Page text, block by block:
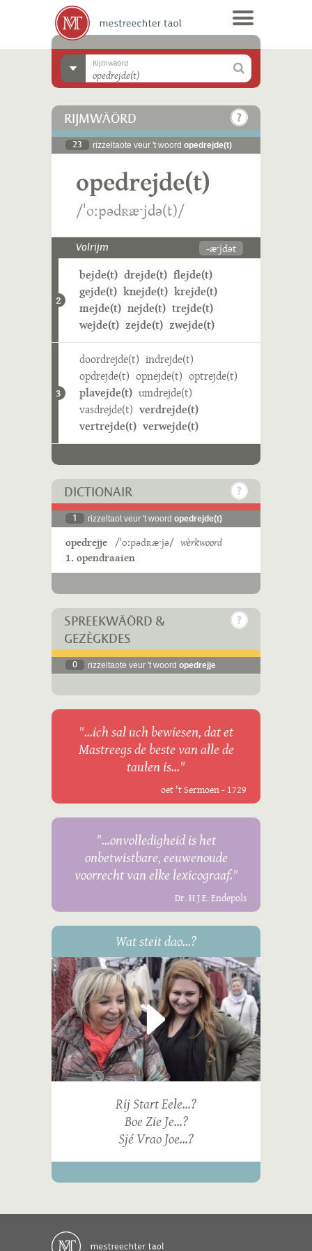
Rijmwäörd
RIJMWÄÖRD
23 rizzeltaote veur 't woord opedrejde(t)
opedrejde(t)
/ˈoːpədʀæˑjdə(t)/
Volrijm -æˑjdət
2
bejde(t) drejde(t) flejde(t)
gejde(t) knejde(t) krejde(t)
mejde(t) nejde(t) trejde(t)
wejde(t) zejde(t) zwejde(t)
3
doordrejde(t) indrejde(t)
opdrejde(t) opnejde(t) optrejde(t)
plavejde(t) umdrejde(t)
vasdrejde(t) verdrejde(t)
vertrejde(t) verwejde(t)
DICTIONAIR
1 rizzeltaot veur 't woord opedrejde(t)
opedrejje /ˈoːpədʀæˑjə/ wèrkwoord
1. opendraaien
SPREEKWÄÖRD &
GEZÈGKDES
0 rizzeltaote veur 't woord opedrejje
"...ich sal uch bewiesen, dat et
Mastreegs de beste van alle de
taulen is..."
oet 't Sermoen - 1729
"...onvolledigheid is het
onbetwistbare, eeuwenoude
voorrecht van elke lexicograaf."
Dr. H.J.E. Endepols
Wat steit dao...?
Rij Start Eele...?
Boe Zie Je...?
Sjé Vrao Joe...?